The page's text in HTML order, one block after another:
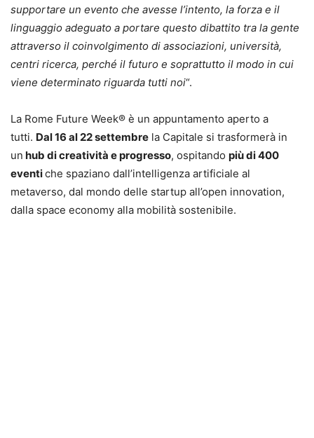
supportare un evento che avesse l’intento, la forza e il
linguaggio adeguato a portare questo dibattito tra la gente
attraverso il coinvolgimento di associazioni, università,
centri ricerca, perché il futuro e soprattutto il modo in cui
viene determinato riguarda tutti noi“.
La Rome Future Week® è un appuntamento aperto a
tutti. Dal 16 al 22 settembre la Capitale si trasformerà in
un hub di creatività e progresso, ospitando più di 400
eventiche spaziano dall’intelligenza artificiale al
metaverso, dal mondo delle startup all’open innovation,
dalla space economy alla mobilità sostenibile.